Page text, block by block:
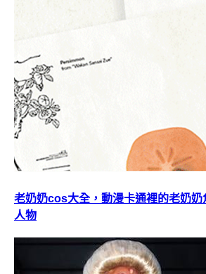
老奶奶cos大全，動漫卡通裡的老奶奶
人物